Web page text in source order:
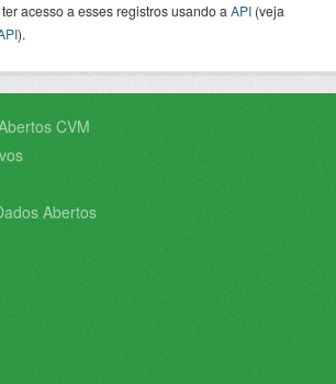
acesso a esses registros usando a API (veja
).
CVM
Abertos